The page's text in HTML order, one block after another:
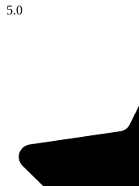
5.0